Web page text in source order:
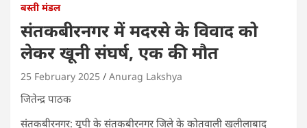
बस्ती मंडल
संतकबीरनगर में मदरसे के विवाद को
लेकर खूनी संघर्ष, एक की मौत
25 February 2025 Anurag Lakshya
जितेन्द्र पाठक
संतकबीरनगर: यूपी के संतकबीरनगर जिले के कोतवाली खलीलाबाद